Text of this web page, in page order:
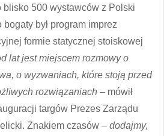
blisko 500 wystawców z Polski
był program imprez
formie statycznej stoiskowej
lat jest miejscem rozmowy o
o wyzwaniach, które stoją przed
rozwiązaniach – mówił
targów Prezes Zarządu
Znakiem czasów – dodajmy,